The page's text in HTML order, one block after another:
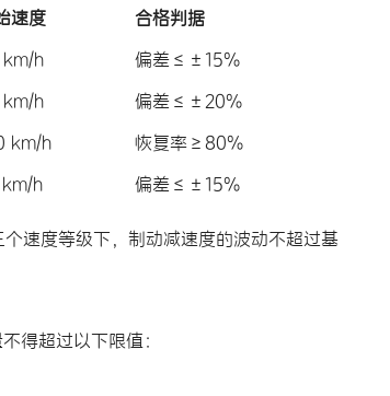
速度
合格判据
h
偏差≤±15%
h
偏差≤±20%
km/h
恢复率≥80%
h
偏差≤±15%
速度等级下，制动减速度的波动不超过基
得超过以下限值：